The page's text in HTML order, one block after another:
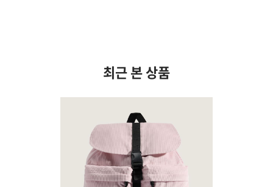
최근 본 상품